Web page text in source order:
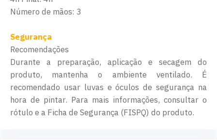
Número de mãos: 3
Segurança
Recomendações
Durante a preparação, aplicação e secagem do
produto, mantenha o ambiente ventilado. É
recomendado usar luvas e óculos de segurança na
hora de pintar. Para mais informações, consultar o
rótulo e a Ficha de Segurança (FISPQ) do produto.